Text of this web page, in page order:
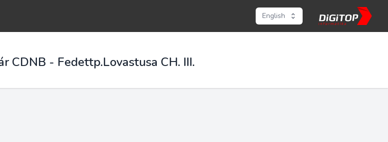
English
CDNB - Fedettp.Lovastusa CH. III.